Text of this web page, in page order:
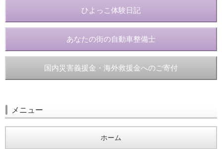
ひよっこ体験日記
あなたの街の自動車整備士
国内災害義援金・海外救援金へのご寄付
メニュー
ホーム